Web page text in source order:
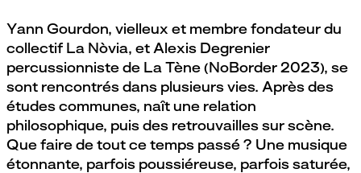
Yann Gourdon, vielleux et membre fondateur du
collectif La Nòvia, et Alexis Degrenier
percussionniste de La Tène (NoBorder 2023), se
sont rencontrés dans plusieurs vies. Après des
études communes, naît une relation
philosophique, puis des retrouvailles sur scène.
Que faire de tout ce temps passé ? Une musique
étonnante, parfois poussiéreuse, parfois saturée,